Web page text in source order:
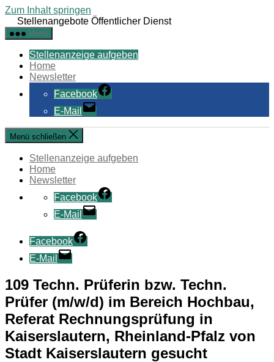
Zum Inhalt springen
Stellenangebote Öffentlicher Dienst
Menü
Stellenanzeige aufgeben
Home
Newsletter
Facebook
E-Mail
Menü schließen
Stellenanzeige aufgeben
Home
Newsletter
Facebook
E-Mail
Facebook
E-Mail
109 Techn. Prüferin bzw. Techn.
Prüfer (m/w/d) im Bereich Hochbau,
Referat Rechnungsprüfung in
Kaiserslautern, Rheinland-Pfalz von
Stadt Kaiserslautern gesucht